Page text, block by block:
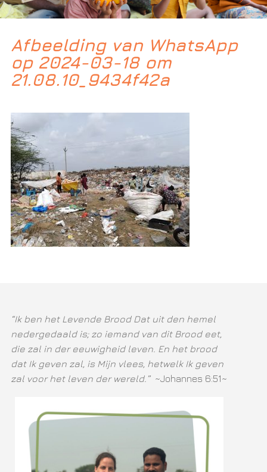
Afbeelding van WhatsApp
op 2024-03-18 om
21.08.10_9434f42a
“Ik ben het Levende Brood Dat uit den hemel
nedergedaald is; zo iemand van dit Brood eet,
die zal in der eeuwigheid leven. En het brood
dat Ik geven zal, is Mijn vlees, hetwelk Ik geven
zal voor het leven der wereld.” ~Johannes 6:51~